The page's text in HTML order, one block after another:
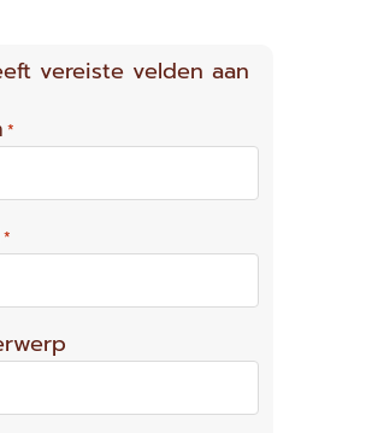
vereiste velden aan
*
*